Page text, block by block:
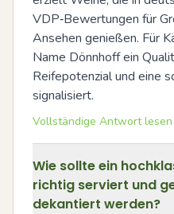
VDP‑Bewertungen für
Ansehen genießen. Für
Name Dönnhoff ein
Reifepotenzial und eine
signalisiert.
Vollständige Antwort
Wie sollte ein
richtig serviert und
dekantiert werden?